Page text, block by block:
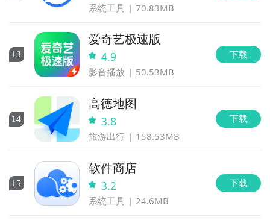
系统工具 70.83MB
13
爱奇艺极速版
4.9
影音播放 50.53MB
下载
14
高德地图
3.8
旅游出行 158.53MB
下载
15
软件商店
3.2
系统工具 24.6MB
下载